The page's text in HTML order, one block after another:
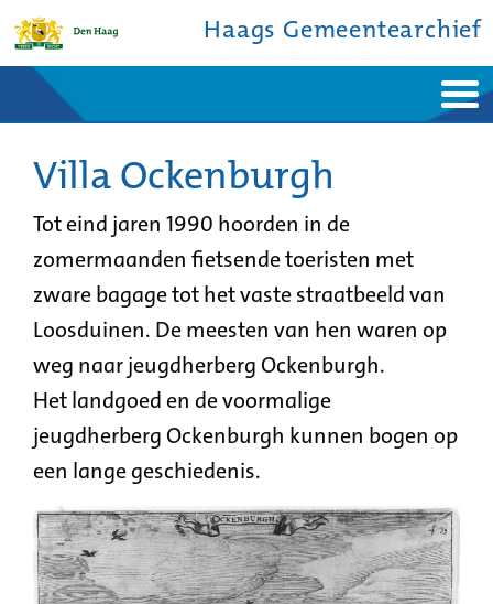
Haags Gemeentearchief
Ontdek de stad
De studiezaal
Bronnen en collecties
Over ons
Contact
Villa Ockenburgh
Tot eind jaren 1990 hoorden in de
zomermaanden fietsende toeristen met
zware bagage tot het vaste straatbeeld van
Loosduinen. De meesten van hen waren op
weg naar jeugdherberg Ockenburgh.
Het landgoed en de voormalige
jeugdherberg Ockenburgh kunnen bogen op
een lange geschiedenis.